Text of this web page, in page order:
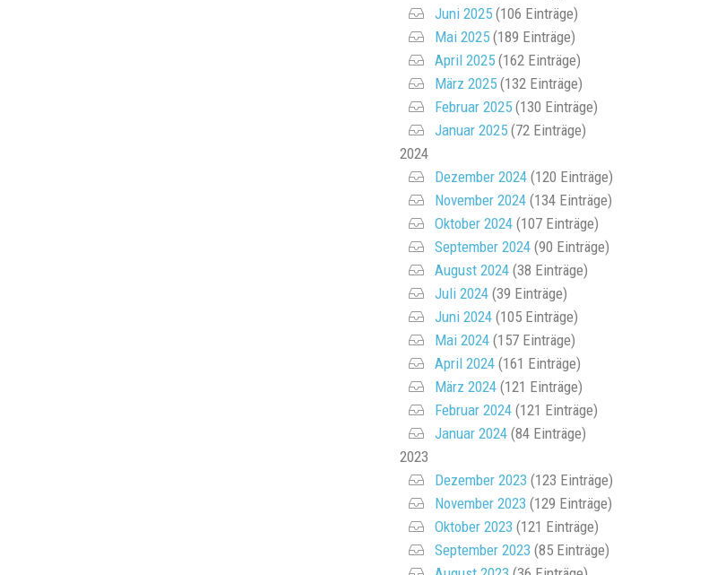
Juni 2025(106 Einträge)
Mai 2025(189 Einträge)
April 2025(162 Einträge)
März 2025(132 Einträge)
Februar 2025(130 Einträge)
Januar 2025(72 Einträge)
2024
Dezember 2024(120 Einträge)
November 2024(134 Einträge)
Oktober 2024(107 Einträge)
September 2024(90 Einträge)
August 2024(38 Einträge)
Juli 2024(39 Einträge)
Juni 2024(105 Einträge)
Mai 2024(157 Einträge)
April 2024(161 Einträge)
März 2024(121 Einträge)
Februar 2024(121 Einträge)
Januar 2024(84 Einträge)
2023
Dezember 2023 (123 Einträge)
November 2023 (129 Einträge)
Oktober 2023 (121 Einträge)
September 2023 (85 Einträge)